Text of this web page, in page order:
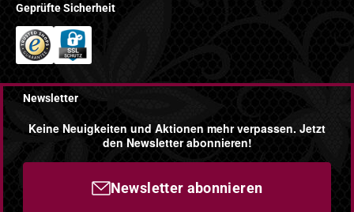
Geprüfte Sicherheit
Newsletter
Keine Neuigkeiten und Aktionen mehr verpassen. Jetzt
den Newsletter abonnieren!
Newsletter abonnieren